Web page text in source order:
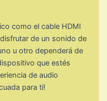
como el cable HDMI
de un sonido de
u otro dependerá de
que estés
de audio
para ti!